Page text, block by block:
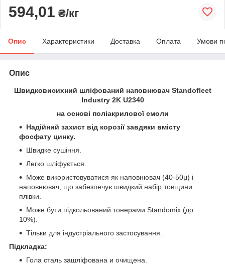
594,01 ₴/кг
Опис Характеристики Доставка Оплата Умови
Опис
Швидковисихний шліфований наповнювач Standofleet
Industry 2K U2340
на основі поліакрилової смоли
Надійний захист від корозії завдяки вмісту
фосфату цинку.
Швидке сушіння.
Легко шліфується.
Може використовуватися як наповнювач (40-50μ) і
наповнювач, що забезпечує швидкий набір товщини
плівки.
Може бути підкольований тонерами Standomix (до
10%).
Тільки для індустріального застосування.
Підкладка:
Гола сталь зашліфована и очищена.